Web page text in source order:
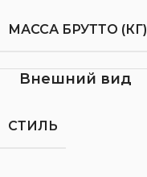
МАССА БРУТТО (КГ)
Внешний вид
СТИЛЬ